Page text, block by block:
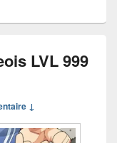
LVL 999
↓